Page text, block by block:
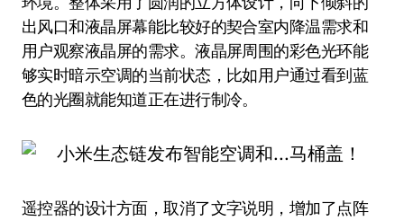
出风口和液晶屏幕能比较好的契合室内降温需求和
用户观察液晶屏的需求。液晶屏周围的彩色光环能
够实时暗示空调的当前状态，比如用户通过看到蓝
色的光圈就能知道正在进行制冷。
遥控器的设计方面，取消了文字说明，增加了点阵